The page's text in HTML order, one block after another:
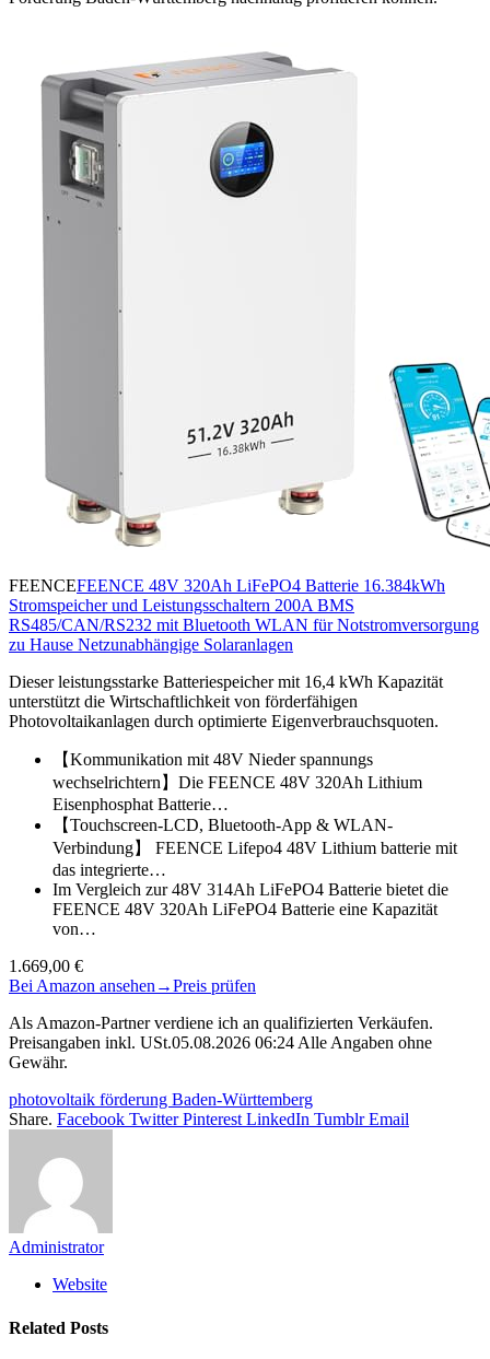
FEENCEFEENCE 48V 320Ah LiFePO4 Batterie 16.384kWh
Stromspeicher und Leistungsschaltern 200A BMS
RS485/CAN/RS232 mit Bluetooth WLAN für Notstromversorgung
zu Hause Netzunabhängige Solaranlagen
Dieser leistungsstarke Batteriespeicher mit 16,4 kWh Kapazität
unterstützt die Wirtschaftlichkeit von förderfähigen
Photovoltaikanlagen durch optimierte Eigenverbrauchsquoten.
【Kommunikation mit 48V Nieder spannungs
wechselrichtern】Die FEENCE 48V 320Ah Lithium
Eisenphosphat Batterie…
【Touchscreen-LCD, Bluetooth-App & WLAN-
Verbindung】 FEENCE Lifepo4 48V Lithium batterie mit
das integrierte…
Im Vergleich zur 48V 314Ah LiFePO4 Batterie bietet die
FEENCE 48V 320Ah LiFePO4 Batterie eine Kapazität
von…
1.669,00 €
Bei Amazon ansehen →Preis prüfen
Als Amazon-Partner verdiene ich an qualifizierten Verkäufen.
Preisangaben inkl. USt.05.08.2026 06:24 Alle Angaben ohne
Gewähr.
photovoltaik förderung Baden-Württemberg
Share. Facebook Twitter Pinterest LinkedIn Tumblr Email
Administrator
Website
Related Posts